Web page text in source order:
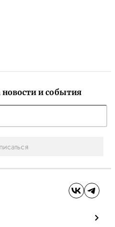
и события